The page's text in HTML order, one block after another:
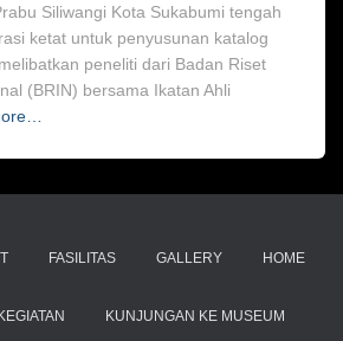
Siliwangi Kota Sukabumi tengah
ketat untuk penyusunan katalog
peneliti dari Badan Riset
(BRIN) bersama Ikatan Ahli
FASILITAS GALLERY HOME
KEGIATAN KUNJUNGAN KE MUSEUM